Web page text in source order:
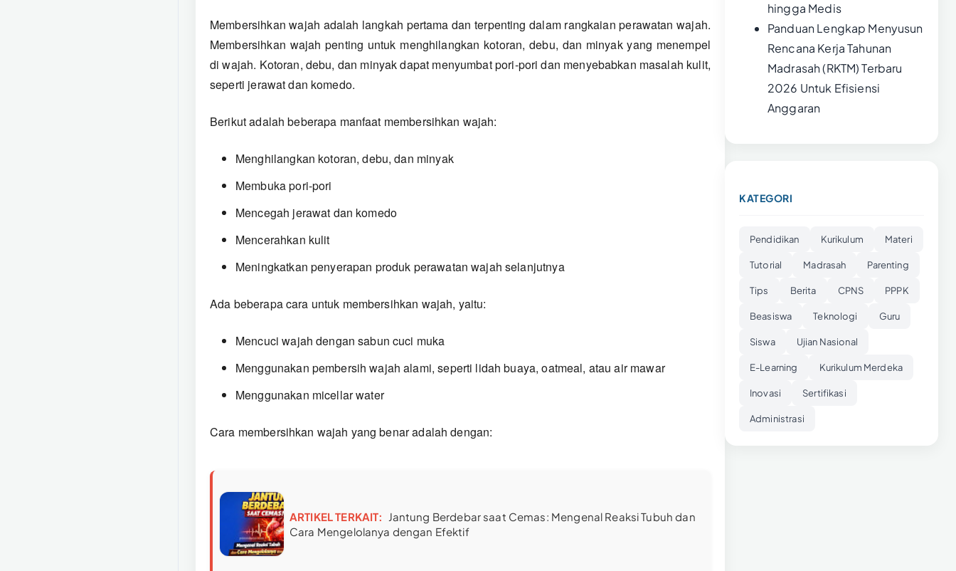
Terbuka
di
jendela
baru
Membersihkan wajah adalah langkah pertama dan terpenting dalam rangkaian perawatan wajah.
Membersihkan wajah penting untuk menghilangkan kotoran, debu, dan minyak yang menempel
di wajah. Kotoran, debu, dan minyak dapat menyumbat pori-pori dan menyebabkan masalah kulit,
seperti jerawat dan komedo.
Berikut adalah beberapa manfaat membersihkan wajah:
Menghilangkan kotoran, debu, dan minyak
Membuka pori-pori
Mencegah jerawat dan komedo
Mencerahkan kulit
Meningkatkan penyerapan produk perawatan wajah selanjutnya
Ada beberapa cara untuk membersihkan wajah, yaitu:
Mencuci wajah dengan sabun cuci muka
Menggunakan pembersih wajah alami, seperti lidah buaya, oatmeal, atau air mawar
Menggunakan micellar water
Cara membersihkan wajah yang benar adalah dengan:
ARTIKEL TERKAIT:
Jantung Berdebar saat Cemas: Mengenal Reaksi Tubuh dan
Cara Mengelolanya dengan Efektif
hingga Medis
Panduan Lengkap Menyusun
Rencana Kerja Tahunan
Madrasah (RKTM) Terbaru
2026 Untuk Efisiensi
Anggaran
KATEGORI
Pendidikan Kurikulum Materi
Tutorial Madrasah Parenting
Tips Berita CPNS PPPK
Beasiswa Teknologi Guru
Siswa Ujian Nasional
E-Learning Kurikulum Merdeka
Inovasi Sertifikasi
Administrasi